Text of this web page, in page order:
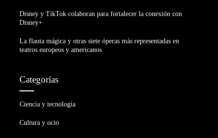
Disney y TikTok colaboran para fortalecer la conexión con
Disney+
La flauta mágica y otras siete óperas más representadas en
teatros europeos y americanos
Categorías
Ciencia y tecnología
Cultura y ocio